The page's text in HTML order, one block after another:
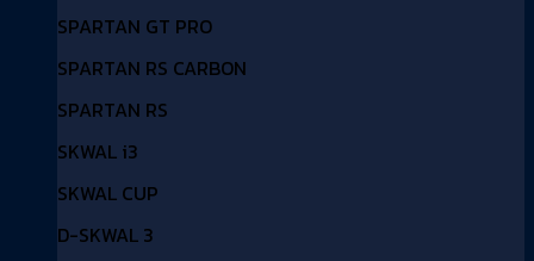
SPARTAN GT PRO
SPARTAN RS CARBON
SPARTAN RS
SKWAL i3
SKWAL CUP
D-SKWAL 3